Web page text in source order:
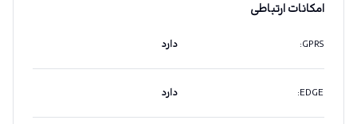
امکانات ارتباطی
GPRS
: دارد
EDGE
: دارد